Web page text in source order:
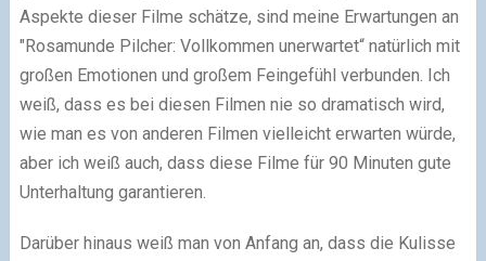
Aspekte dieser Filme schätze, sind meine Erwartungen an
"Rosamunde Pilcher: Vollkommen unerwartet“ natürlich mit
großen Emotionen und großem Feingefühl verbunden. Ich
weiß, dass es bei diesen Filmen nie so dramatisch wird,
wie man es von anderen Filmen vielleicht erwarten würde,
aber ich weiß auch, dass diese Filme für 90 Minuten gute
Unterhaltung garantieren.
Darüber hinaus weiß man von Anfang an, dass die Kulisse